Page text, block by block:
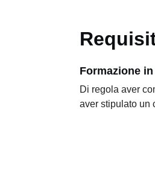
Formazione
Di regola aver
aver stipulato un